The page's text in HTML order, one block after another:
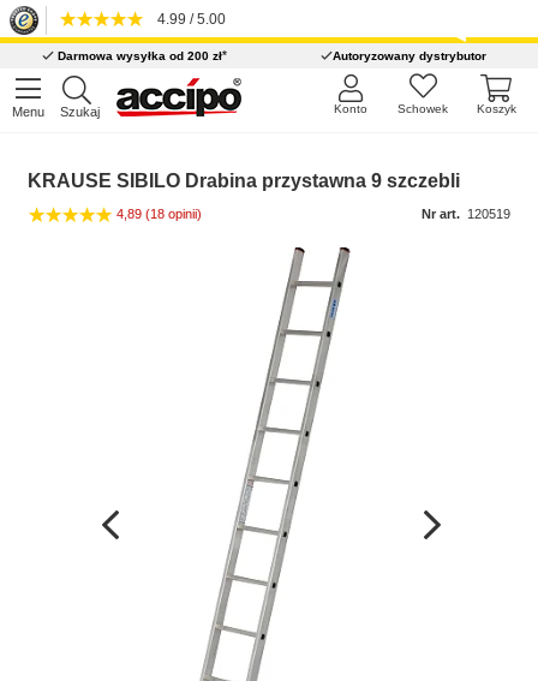
4.99 / 5.00
Darmowa wysyłka od 200 zł* Autoryzowany dystrybutor
Menu Szukaj Koszyk
Schowek
Konto
KRAUSE SIBILO Drabina przystawna 9 szczebli
4,89 (18 opinii) Nr art. 120519